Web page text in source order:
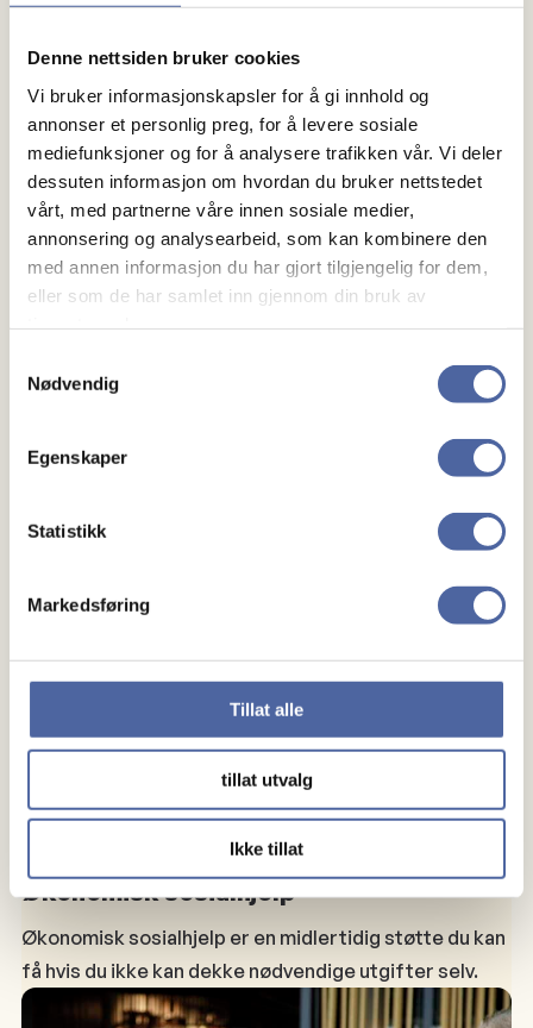
Denne nettsiden bruker cookies
Vi bruker informasjonskapsler for å gi innhold og
annonser et personlig preg, for å levere sosiale
mediefunksjoner og for å analysere trafikken vår. Vi deler
dessuten informasjon om hvordan du bruker nettstedet
vårt, med partnerne våre innen sosiale medier,
annonsering og analysearbeid, som kan kombinere den
med annen informasjon du har gjort tilgjengelig for dem,
eller som de har samlet inn gjennom din bruk av
Nødvendig
Egenskaper
Statistikk
Markedsføring
Tillat alle
tillat utvalg
Ikke tillat
fagkunnskap, faktagrunnlag, ideer og inspirasjon
fraNorsk MS-veileder.
MS-veilederens artikkel om økonomiske ytelser
for personer med kronisk sykdom, skrevet av
Inghild Follestad, har vært den viktigste kilden.
Artikkelen er kvalitetssikret av Ellen M. Berg –
sosionom ved MS-senteret i Hakadal
Relevant
Økonomiske støtteordninger, Rettigheter
Økonomisk sosialhjelp
Økonomisk sosialhjelp er en midlertidig støtte du kan
få hvis du ikke kan dekke nødvendige utgifter selv.